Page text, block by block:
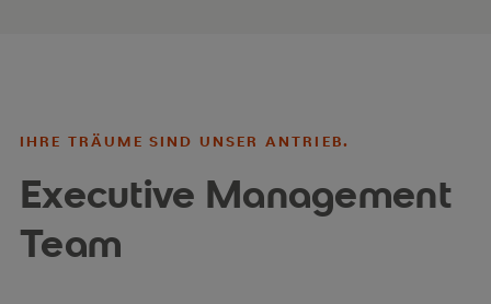
IHRE TRÄUME SIND UNSER ANTRIEB.
Executive Management
Team